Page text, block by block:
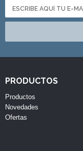
PRODUCTOS
Productos
Novedades
Ofertas